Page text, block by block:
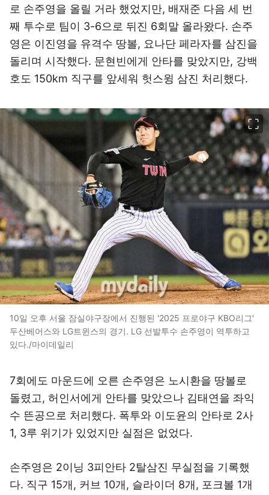
로 손주영을 올릴 거라 했었지만, 배재준 다음 세 번
째 투수로 팀이 3-6으로 뒤진 6회말 올라왔다. 손주
영은 이진영을 유격수 땅볼, 요나단 페라자를 삼진을
돌리며 시작했다. 문현빈에게 안타를 맞았지만, 강백
호도 150km 직구를 앞세워 헛스윙 삼진 처리했다.
10일 오후 서울 잠실야구장에서 진행된 '2025 프로야구 KBO리그'
두산베어스와 LG트윈스의 경기. LG 선발투수 손주영이 역투하고
있다./마이데일리
7회에도 마운드에 오른 손주영은 노시환을 땅볼로
돌렸고, 허인서에게 안타를 맞았으나 김태연을 좌익
수 뜬공으로 처리했다. 폭투와 이도윤의 안타로 2사
1, 3루 위기가 있었지만 실점은 없었다.
손주영은 2이닝 3피안타 2탈삼진 무실점을 기록했
다. 직구 15개, 커브 10개, 슬라이더 8개, 포크볼 1개